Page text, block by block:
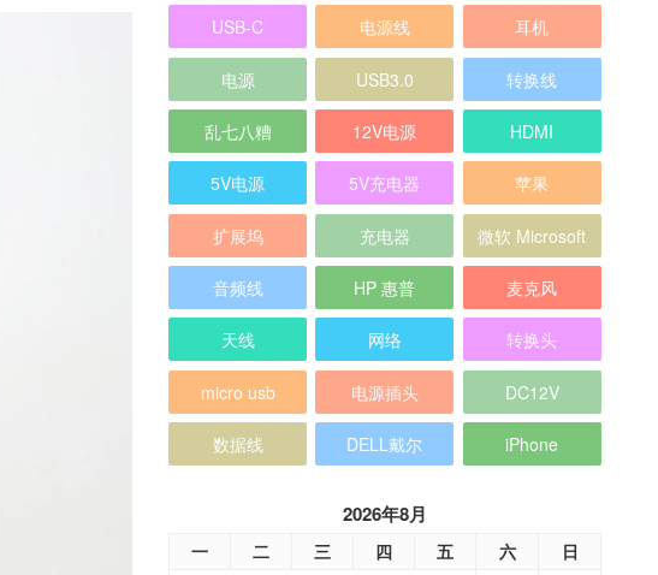
USB-C 电源线 耳机
电源 USB3.0 转换线
乱七八糟 12V电源 HDMI
5V电源 5V充电器 苹果
扩展坞 充电器 微软 Microsoft
音频线 HP 惠普 麦克风
天线 网络 转换头
micro usb 电源插头 DC12V
数据线 DELL戴尔 iPhone
2026年8月
一 二 三 四 五 六
日